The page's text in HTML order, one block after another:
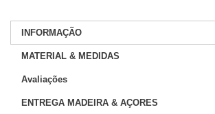
INFORMAÇÃO
MATERIAL & MEDIDAS
Avaliações
ENTREGA MADEIRA & AÇORES